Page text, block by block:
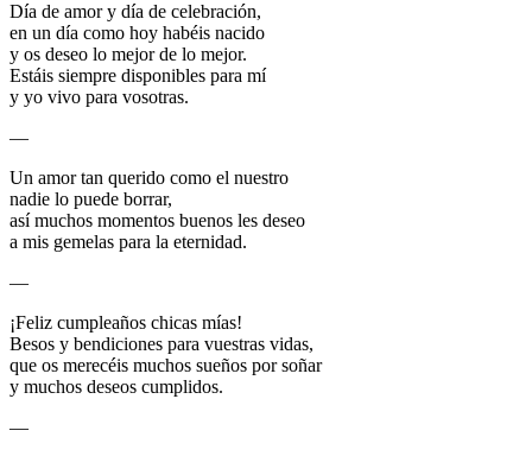
Día de amor y día de celebración,
en un día como hoy habéis nacido
y os deseo lo mejor de lo mejor.
Estáis siempre disponibles para mí
y yo vivo para vosotras.
—
Un amor tan querido como el nuestro
nadie lo puede borrar,
así muchos momentos buenos les deseo
a mis gemelas para la eternidad.
—
¡Feliz cumpleaños chicas mías!
Besos y bendiciones para vuestras vidas,
que os merecéis muchos sueños por soñar
y muchos deseos cumplidos.
—